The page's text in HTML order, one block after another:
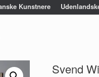
Kunstnere
Svend